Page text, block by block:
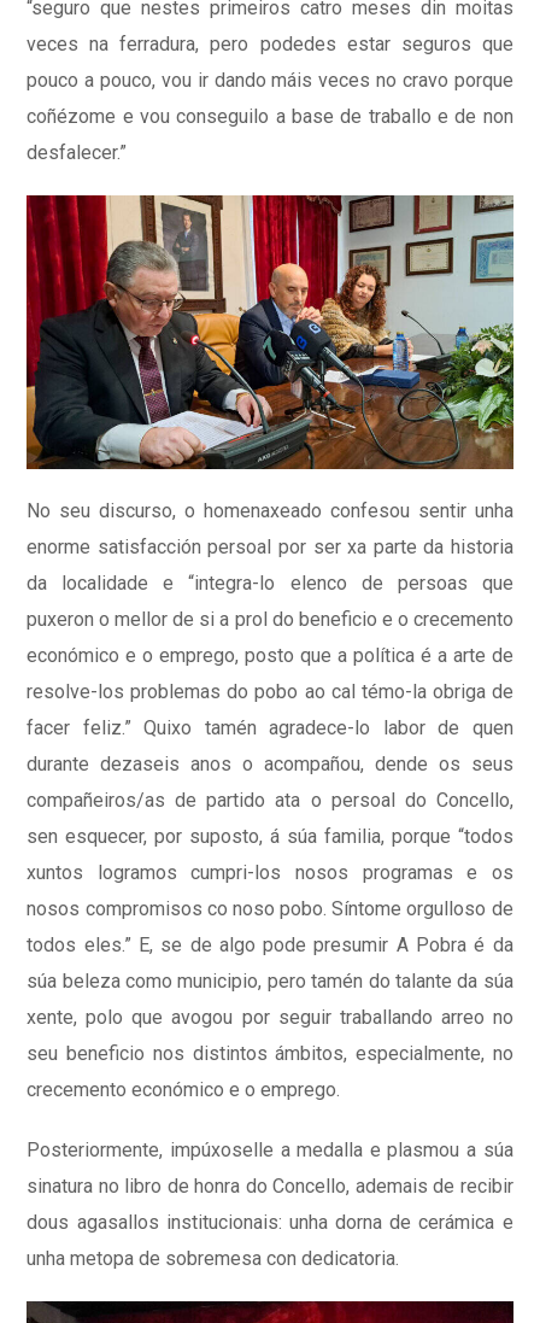
“seguro que nestes primeiros catro meses din moitas
veces na ferradura, pero podedes estar seguros que
pouco a pouco, vou ir dando máis veces no cravo porque
coñézome e vou conseguilo a base de traballo e de non
desfalecer.”
No seu discurso, o homenaxeado confesou sentir unha
enorme satisfacción persoal por ser xa parte da historia
da localidade e “integra-lo elenco de persoas que
puxeron o mellor de si a prol do beneficio e o crecemento
económico e o emprego, posto que a política é a arte de
resolve-los problemas do pobo ao cal témo-la obriga de
facer feliz.” Quixo tamén agradece-lo labor de quen
durante dezaseis anos o acompañou, dende os seus
compañeiros/as de partido ata o persoal do Concello,
sen esquecer, por suposto, á súa familia, porque “todos
xuntos logramos cumpri-los nosos programas e os
nosos compromisos co noso pobo. Síntome orgulloso de
todos eles.” E, se de algo pode presumir A Pobra é da
súa beleza como municipio, pero tamén do talante da súa
xente, polo que avogou por seguir traballando arreo no
seu beneficio nos distintos ámbitos, especialmente, no
crecemento económico e o emprego.
Posteriormente, impúxoselle a medalla e plasmou a súa
sinatura no libro de honra do Concello, ademais de recibir
dous agasallos institucionais: unha dorna de cerámica e
unha metopa de sobremesa con dedicatoria.